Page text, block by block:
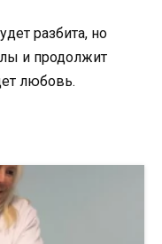
разбита, но
и продолжит
любовь.